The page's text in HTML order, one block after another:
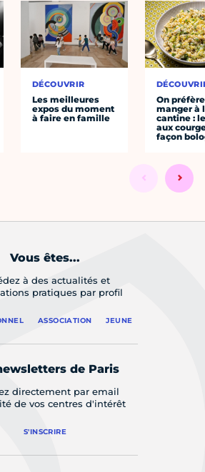
DÉCOUVRIR
Les meilleures
expos du moment
à faire en famille
On préfère
manger à
cantine :
aux
façon
Vous êtes...
à des actualités et
pratiques par profil
ASSOCIATION JEUNE
de Paris
directement par email
de vos centres d'intérêt
S'INSCRIRE